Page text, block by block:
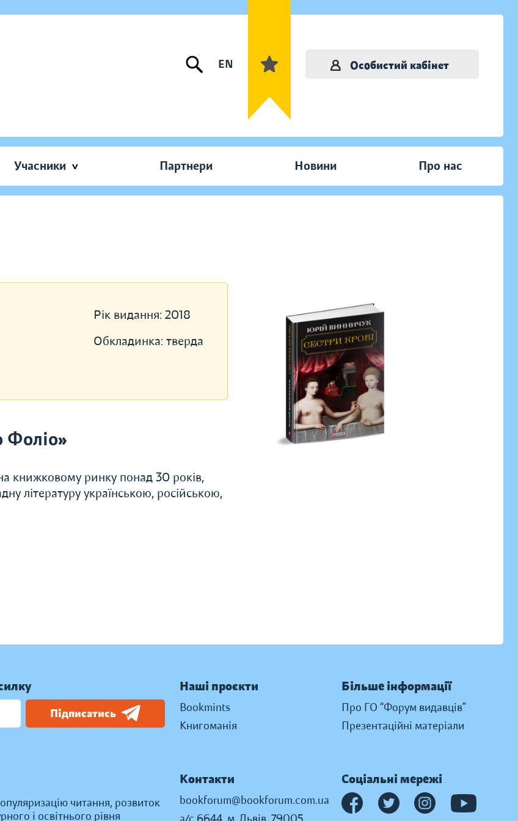
EN Особистий кабінет
Учасники Партнери Новини Про нас
Рік видання: 2018
Обкладинка: тверда
Фоліо»
книжковому ринку понад 30 років,
літературу українською, російською,
Підписатись
читання, розвиток
і освітнього рівня
Наші проєкти
Bookmints
Книгоманія
Більше інформації
Про ГО “Форум видавців”
Презентаційні матеріали
Контакти
bookforum@bookforum.com.ua
Соціальні мережі